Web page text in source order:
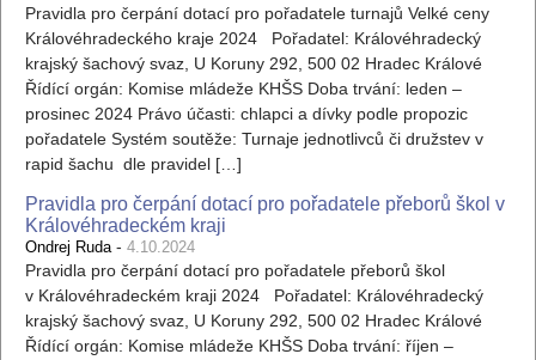
Pravidla pro čerpání dotací pro pořadatele turnajů Velké ceny
Královéhradeckého kraje 2024 Pořadatel: Královéhradecký
krajský šachový svaz, U Koruny 292, 500 02 Hradec Králové
Řídící orgán: Komise mládeže KHŠS Doba trvání: leden –
prosinec 2024 Právo účasti: chlapci a dívky podle propozic
pořadatele Systém soutěže: Turnaje jednotlivců či družstev v
rapid šachu dle pravidel […]
Pravidla pro čerpání dotací pro pořadatele přeborů škol v
Královéhradeckém kraji
Ondrej Ruda - 4.10.2024
Pravidla pro čerpání dotací pro pořadatele přeborů škol
v Královéhradeckém kraji 2024 Pořadatel: Královéhradecký
krajský šachový svaz, U Koruny 292, 500 02 Hradec Králové
Řídící orgán: Komise mládeže KHŠS Doba trvání: říjen –